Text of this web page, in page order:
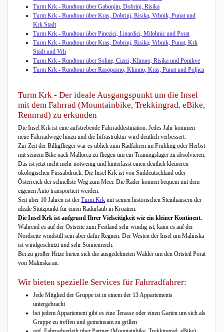
Turm Krk - Rundtour über Gabonjin, Dobrinj, Risika
Turm Krk - Rundtour über Kras, Dobrinj, Risika, Vrbnik, Punat und
Krk Stadt
Turm Krk - Rundtour über Pinezici, Linardici, Milohnic und Porat
Turm Krk - Rundtour über Kras, Dobrinj, Risika, Vrbnik, Punat, Krk
Stadt und Vrh
Turm Krk - Rundtour über Soline, Cizici, Klimno, Risika und Ponikve
Turm Krk - Rundtour über Rasopasno, Klimno, Kras, Punat und Poljica
Turm Krk - Der ideale Ausgangspunkt um die Insel
mit dem Fahrrad (Mountainbike, Trekkingrad, eBike,
Rennrad) zu erkunden
Die Insel Krk ist eine aufstrebende Fahrraddestination. Jedes Jahr kommen
neue Fahrradwege hinzu und die Infrastruktur wird deutlich verbessert.
Zur Zeit der Billigflieger war es üblich zum Radfahren im Frühling oder Herbst
mit seinem Bike nach Mallorca zu fliegen um ein Trainingslager zu absolvieren.
Das ist jetzt nicht mehr notwenig und hinterlässt einen deutlich kleineren
ökologischen Fussabdruck. Die Insel Krk ist von Süddeutschland oder
Österreich der schnellste Weg zum Meer. Die Räder können bequem mit dem
eigenen Auto transportiert werden.
Seit über 10 Jahren ist der Turm Krk mit seinen historischen Steinhäusern der
ideale Stützpunkt für einen Radurlaub in Kroatien.
Die Insel Krk ist aufgrund Ihrer Vielseitigkeit wie ein kleiner Kontinent.
Während es auf der Ostseite zum Festland sehr windig ist, kann es auf der
Nordseite windstill sein aber dafür Regnen. Der Westen der Insel um Malinska
ist windgeschützt und sehr Sonnenreich.
Bei zu großer Hitze bieten sich die ausgedehneten Wälder um den Ortsteil Porat
von Malinska an.
Wir bieten spezielle Services für Fahrradfahrer:
Jede Mitglied der Gruppe ist in einem der 13 Appartements
untergebracht
bei jedem Appartement gibt es eine Terasse oder einen Garten um sich als
Gruppe zu treffen und gemeinsam zu grillen